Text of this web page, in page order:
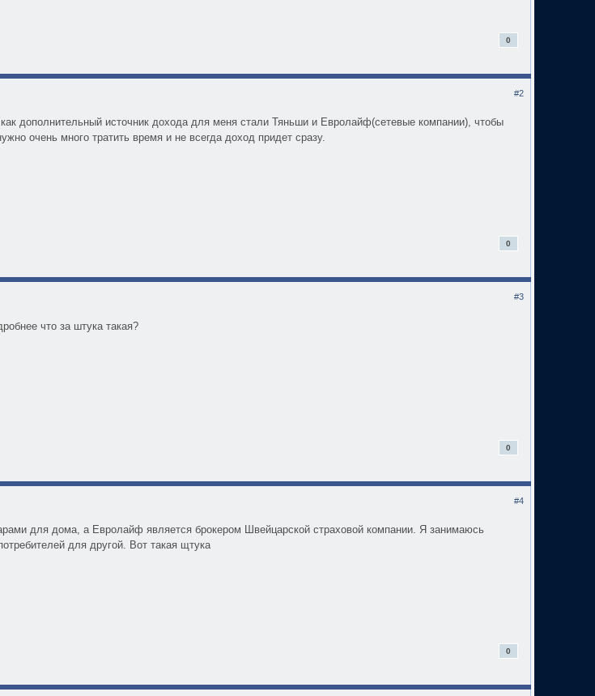
0
#2
дополнительный источник дохода для меня стали Тяньши и Евролайф(сетевые компании), чтобы
очень много тратить время и не всегда доход придет сразу.
0
#3
что за штука такая?
0
#4
для дома, а Евролайф является брокером Швейцарской страховой компании. Я занимаюсь
для другой. Вот такая щтука
0